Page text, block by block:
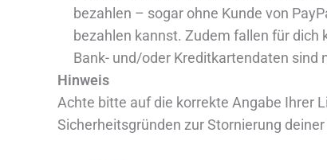
bezahlen – sogar ohne Kunde von
bezahlen kannst. Zudem fallen für dich
Bank- und/oder Kreditkartendaten sind
Hinweis
Achte bitte auf die korrekte Angabe Ihrer
Sicherheitsgründen zur Stornierung